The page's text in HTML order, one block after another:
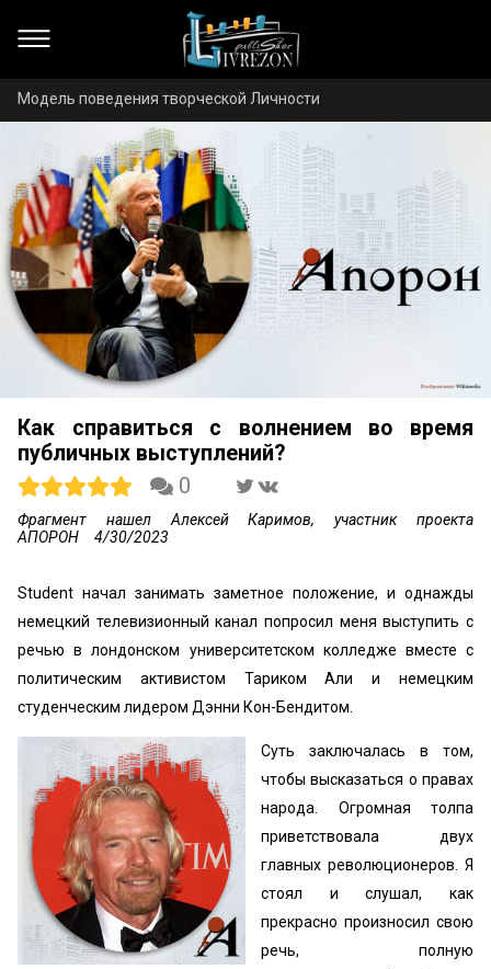
Модель поведения творческой Личности
Как справиться с волнением во время
публичных выступлений?
0
Фрагмент нашел Алексей Каримов, участник проекта
АПОРОН
4/30/2023
Student начал занимать заметное положение, и однажды
немецкий телевизионный канал попросил меня выступить с
речью в лондонском университетском колледже вместе с
политическим активистом Тариком Али и немецким
студенческим лидером Дэнни Кон-Бендитом.
Суть заключалась в том,
чтобы высказаться о правах
народа. Огромная толпа
приветствовала двух
главных революционеров. Я
стоял и слушал, как
прекрасно произносил свою
речь, полную